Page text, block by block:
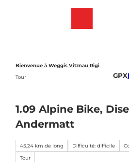
Bienvenue à Weggis Vitznau Rigi
Tour
GPX
1.09 Alpine Bike,
Andermatt
45,24 km de long Difficulté: difficile
Tour